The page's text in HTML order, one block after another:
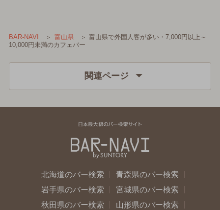
BAR-NAVI 富山県
富山県で外国人客が多い・7,000円以上～
10,000円未満のカフェバー
関連ページ
北海道のバー検索
青森県のバー検索
岩手県のバー検索
宮城県のバー検索
秋田県のバー検索
山形県のバー検索